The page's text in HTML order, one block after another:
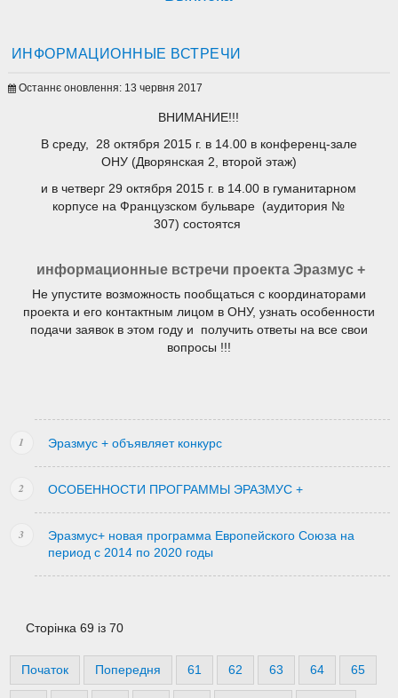
ИНФОРМАЦИОННЫЕ ВСТРЕЧИ
Останнє оновлення: 13 червня 2017
ВНИМАНИЕ!!!
В среду, 28 октября 2015 г. в 14.00 в конференц-зале
ОНУ (Дворянская 2, второй этаж)
и в четверг 29 октября 2015 г. в 14.00 в гуманитарном
корпусе на Французском бульваре (аудитория №
307) состоятся
информационные встречи проекта Эразмус +
Не упустите возможность пообщаться с координаторами
проекта и его контактным лицом в ОНУ, узнать особенности
подачи заявок в этом году и получить ответы на все свои
вопросы !!!
Эразмус + объявляет конкурс
ОСОБЕННОСТИ ПРОГРАММЫ ЭРАЗМУС +
Эразмус+ новая программа Европейского Союза на
период с 2014 по 2020 годы
Сторінка 69 із 70
Початок Попередня 61 62 63 64 65